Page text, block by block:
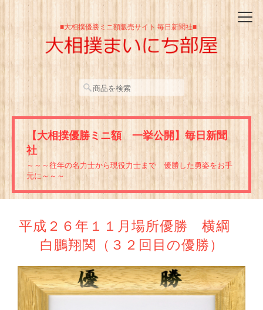
■大相撲優勝ミニ額販売サイト 毎日新聞社■
【大相撲優勝ミニ額 一挙公開】毎日新聞
社
～～～往年の名力士から現役力士まで 優勝した勇姿をお手
元に～～～
平成２６年１１月場所優勝 横綱
白鵬翔関（３２回目の優勝）